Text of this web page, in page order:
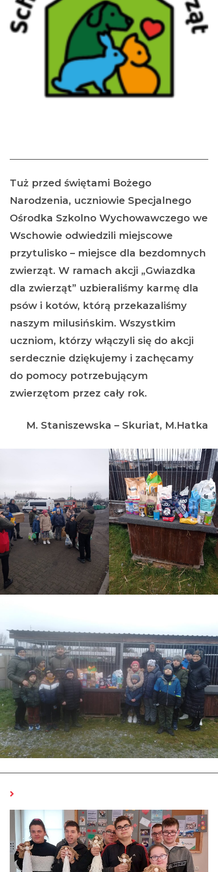
Tuż przed świętami Bożego
Narodzenia, uczniowie Specjalnego
Ośrodka Szkolno Wychowawczego we
Wschowie odwiedzili miejscowe
przytulisko – miejsce dla bezdomnych
zwierząt. W ramach akcji „Gwiazdka
dla zwierząt” uzbieraliśmy karmę dla
psów i kotów, którą przekazaliśmy
naszym milusińskim. Wszystkim
uczniom, którzy włączyli się do akcji
serdecznie dziękujemy i zachęcamy
do pomocy potrzebującym
zwierzętom przez cały rok.
M. Staniszewska – Skuriat, M.Hatka